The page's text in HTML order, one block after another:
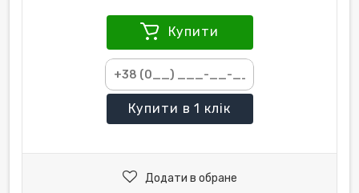
Купити
Купити в 1 клік
Додати в обране